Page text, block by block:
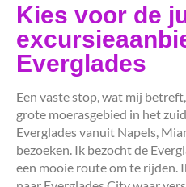
Kies voor de
Everglades
Een vaste stop, wat mij
grote moerasgebied in het
Everglades vanuit Napels,
bezoeken. Ik bezocht de
een mooie route om te rijden.